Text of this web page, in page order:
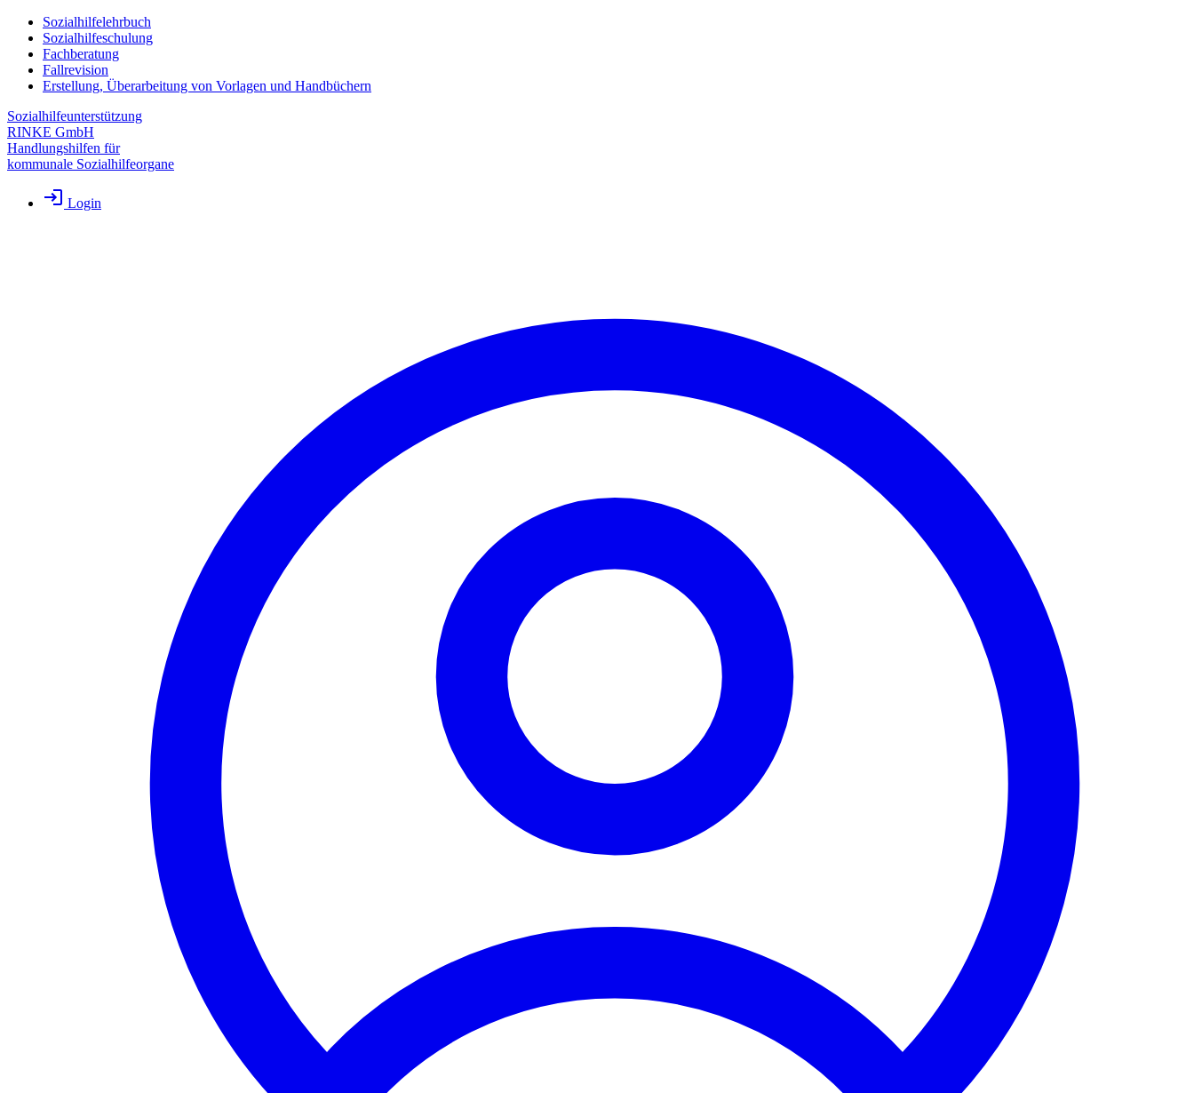
Sozialhilfelehrbuch
Sozialhilfeschulung
Fachberatung
Fallrevision
Erstellung, Überarbeitung von Vorlagen und Handbüchern
Sozialhilfeunterstützung
RINKE GmbH
Handlungshilfen für
kommunale Sozialhilfeorgane
Login